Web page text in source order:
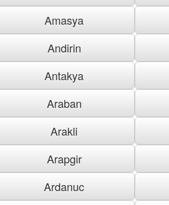
Amasya
Andirin
Antakya
Araban
Arakli
Arapgir
Ardanuc